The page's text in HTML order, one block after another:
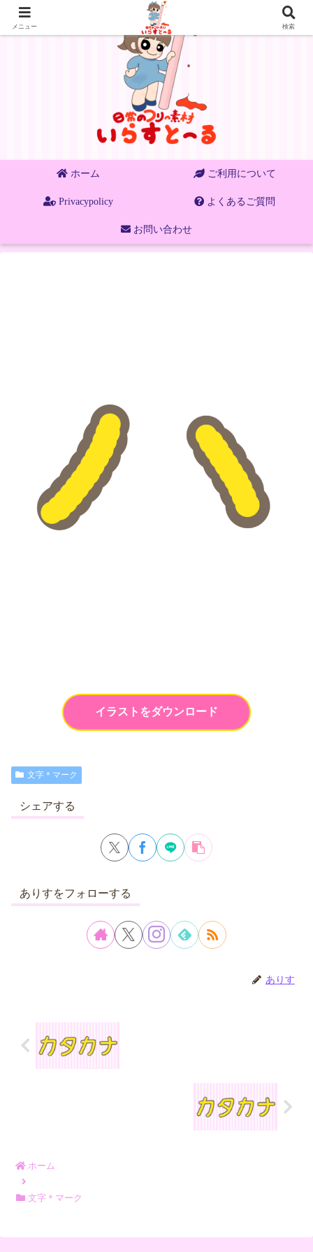
ホーム ご利用について
Privacypolicy よくあるご質問
お問い合わせ
イラストをダウンロード
文字＊マーク
シェアする
ありすをフォローする
ありす
ホーム
文字＊マーク
メニュー 検索